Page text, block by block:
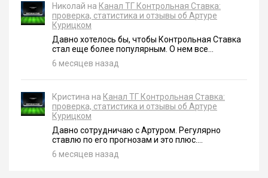
Николай на Канал ТГ Контрольная Ставка:
проверка, статистика и отзывы об Артуре
Курицком
Давно хотелось бы, чтобы Контрольная Ставка
стал еще более популярным. О нем все...
6 месяцев назад
Кристина на Канал ТГ Контрольная Ставка:
проверка, статистика и отзывы об Артуре
Курицком
Давно сотрудничаю с Артуром. Регулярно
ставлю по его прогнозам и это плюс....
6 месяцев назад